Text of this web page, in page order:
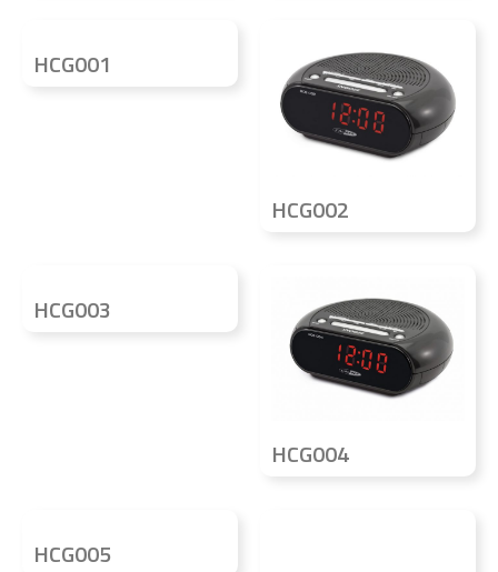
HCG001
HCG002
HCG003
HCG004
HCG005